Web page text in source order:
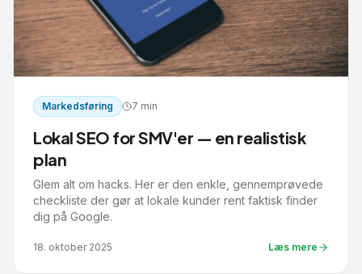
Markedsføring 7 min
Lokal SEO for SMV'er — en realistisk
plan
Glem alt om hacks. Her er den enkle, gennemprøvede
checkliste der gør at lokale kunder rent faktisk finder
dig på Google.
18. oktober 2025 Læs mere